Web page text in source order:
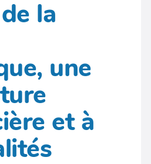
la
une
et à